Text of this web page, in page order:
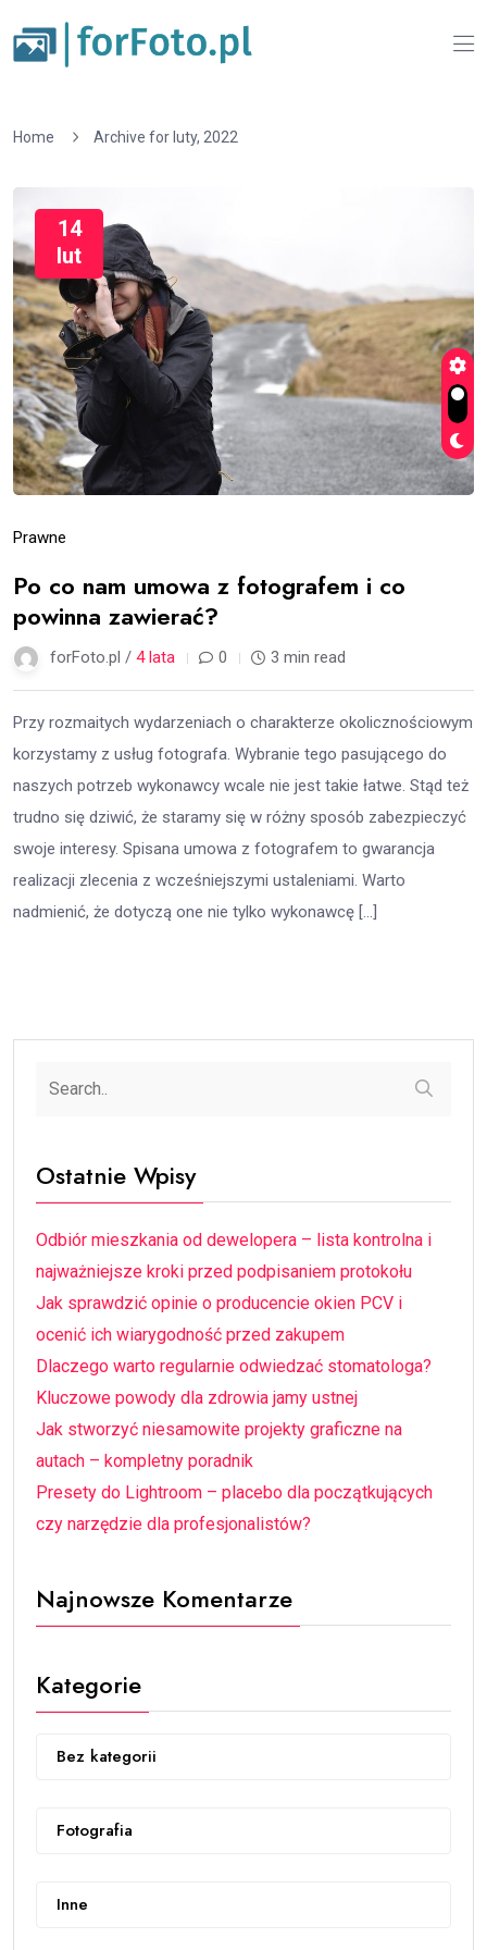
Home Archive for luty, 2022
14
lut
Prawne
Po co nam umowa z fotografem i co
powinna zawierać?
forFoto.pl / 4 lata 0 3 min read
Przy rozmaitych wydarzeniach o charakterze okolicznościowym
korzystamy z usług fotografa. Wybranie tego pasującego do
naszych potrzeb wykonawcy wcale nie jest takie łatwe. Stąd też
trudno się dziwić, że staramy się w różny sposób zabezpieczyć
swoje interesy. Spisana umowa z fotografem to gwarancja
realizacji zlecenia z wcześniejszymi ustaleniami. Warto
nadmienić, że dotyczą one nie tylko wykonawcę […]
Ostatnie Wpisy
Odbiór mieszkania od dewelopera – lista kontrolna i
najważniejsze kroki przed podpisaniem protokołu
Jak sprawdzić opinie o producencie okien PCV i
ocenić ich wiarygodność przed zakupem
Dlaczego warto regularnie odwiedzać stomatologa?
Kluczowe powody dla zdrowia jamy ustnej
Jak stworzyć niesamowite projekty graficzne na
autach – kompletny poradnik
Presety do Lightroom – placebo dla początkujących
czy narzędzie dla profesjonalistów?
Najnowsze Komentarze
Kategorie
Bez kategorii
Fotografia
Inne